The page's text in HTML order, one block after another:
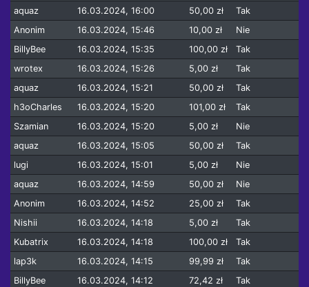
aquaz
16.03.2024, 16:00 50,00 zł
Tak
Anonim
16.03.2024, 15:46 10,00 zł
Nie
BillyBee
16.03.2024, 15:35 100,00 zł
Tak
wrotex
16.03.2024, 15:26 5,00 zł
Tak
aquaz
16.03.2024, 15:21 50,00 zł
Tak
h3oCharles
16.03.2024, 15:20 101,00 zł
Tak
Szamian
16.03.2024, 15:20 5,00 zł
Nie
aquaz
16.03.2024, 15:05 50,00 zł
Tak
lugi
16.03.2024, 15:01 5,00 zł
Nie
aquaz
16.03.2024, 14:59 50,00 zł
Nie
Anonim
16.03.2024, 14:52 25,00 zł
Tak
Nishii
16.03.2024, 14:18 5,00 zł
Tak
Kubatrix
16.03.2024, 14:18 100,00 zł
Tak
lap3k
16.03.2024, 14:15 99,99 zł
Tak
BillyBee
16.03.2024, 14:12 72,42 zł
Tak